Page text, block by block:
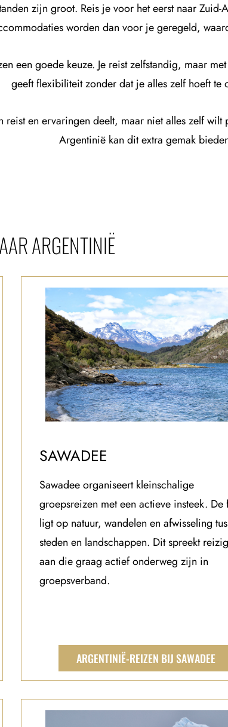
zijn groot. Reis je voor het eerst naar
worden dan voor je geregeld,
goede keuze. Je reist zelfstandig, maar
geeft flexibiliteit zonder dat je alles zelf hoeft te
en ervaringen deelt, maar niet alles zelf wilt
Argentinië kan dit extra gemak
ARGENTINIË
SAWADEE
Sawadee organiseert kleinschalige
groepsreizen met een actieve insteek. De
ligt op natuur, wandelen en afwisseling
steden en landschappen. Dit spreekt
aan die graag actief onderweg zijn in
groepsverband.
ARGENTINIË-REIZEN BIJ SAWADEE